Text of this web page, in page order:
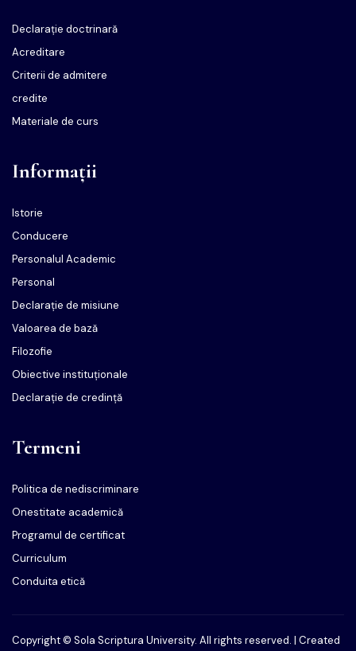
Declarație doctrinară
Acreditare
Criterii de admitere
credite
Materiale de curs
Informații
Istorie
Conducere
Personalul Academic
Personal
Declarație de misiune
Valoarea de bază
Filozofie
Obiective instituționale
Declarație de credință
Termeni
Politica de nediscriminare
Onestitate academică
Programul de certificat
Curriculum
Conduita etică
Copyright © Sola Scriptura University. All rights reserved. | Created